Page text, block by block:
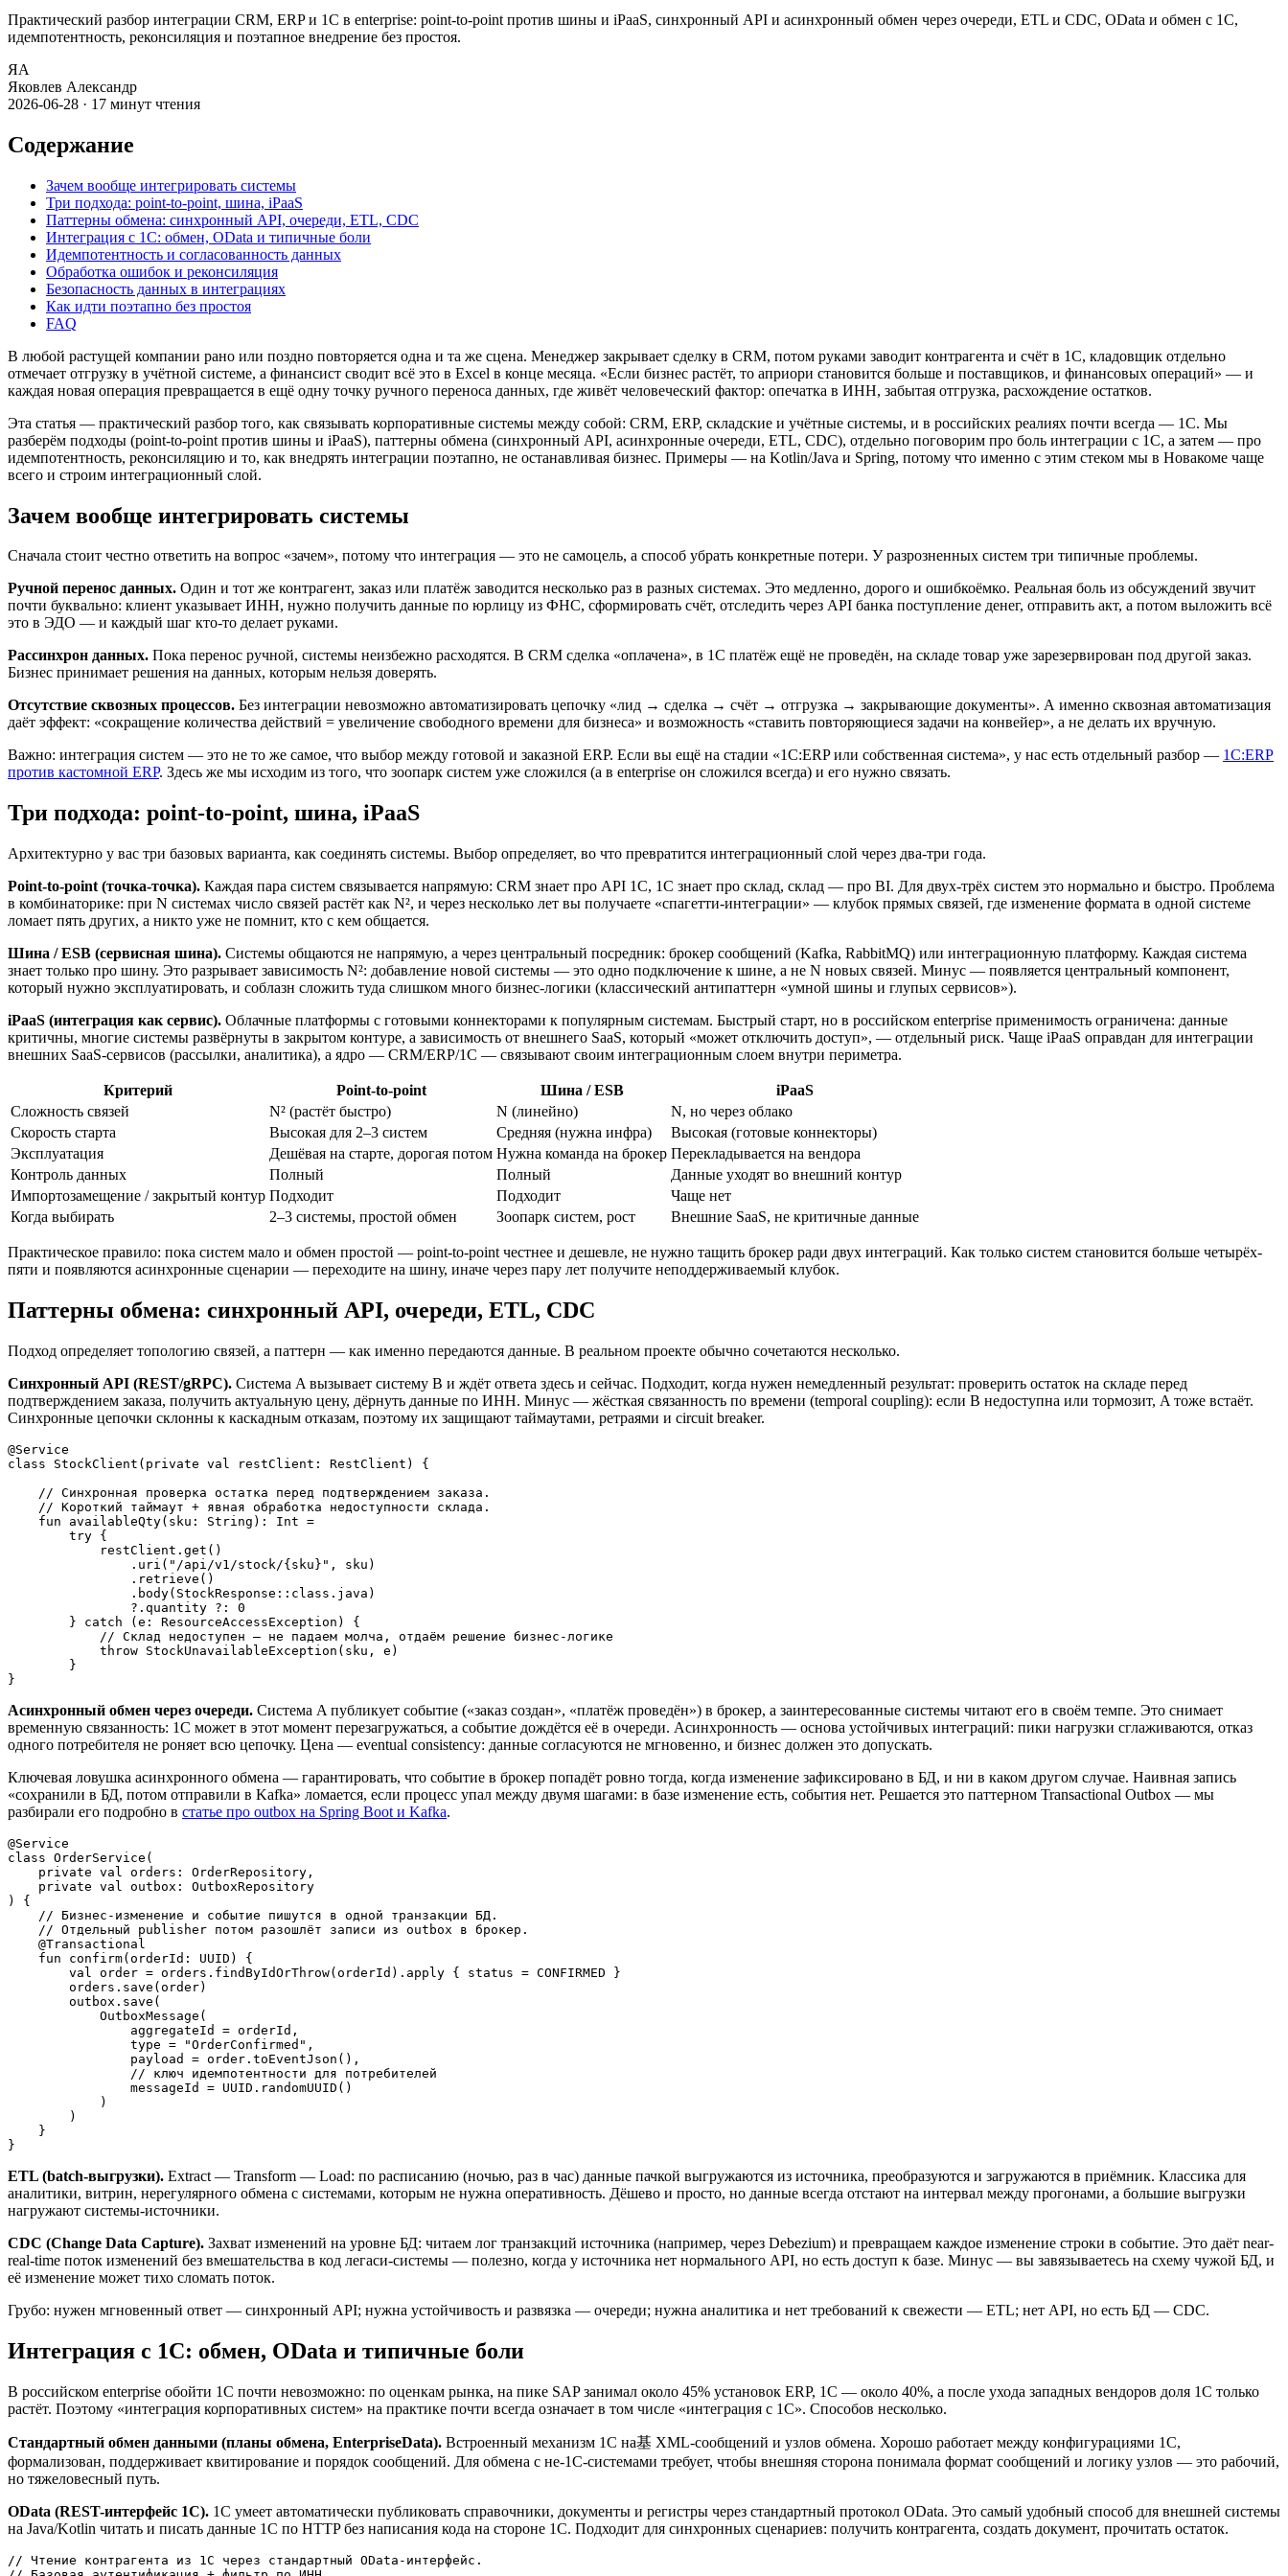
Практический разбор интеграции CRM, ERP и 1С в enterprise: point-to-point против шины и iPaaS, синхронный API и асинхронный обмен через очереди, ETL и CDC, OData и обмен с 1С,
идемпотентность, реконсиляция и поэтапное внедрение без простоя.
ЯА
Яковлев Александр
2026-06-28 · 17 минут чтения
Содержание
Зачем вообще интегрировать системы
Три подхода: point-to-point, шина, iPaaS
Паттерны обмена: синхронный API, очереди, ETL, CDC
Интеграция с 1С: обмен, OData и типичные боли
Идемпотентность и согласованность данных
Обработка ошибок и реконсиляция
Безопасность данных в интеграциях
Как идти поэтапно без простоя
FAQ
В любой растущей компании рано или поздно повторяется одна и та же сцена. Менеджер закрывает сделку в CRM, потом руками заводит контрагента и счёт в 1С, кладовщик отдельно
отмечает отгрузку в учётной системе, а финансист сводит всё это в Excel в конце месяца. «Если бизнес растёт, то априори становится больше и поставщиков, и финансовых операций» — и
каждая новая операция превращается в ещё одну точку ручного переноса данных, где живёт человеческий фактор: опечатка в ИНН, забытая отгрузка, расхождение остатков.
Эта статья — практический разбор того, как связывать корпоративные системы между собой: CRM, ERP, складские и учётные системы, и в российских реалиях почти всегда — 1С. Мы
разберём подходы (point-to-point против шины и iPaaS), паттерны обмена (синхронный API, асинхронные очереди, ETL, CDC), отдельно поговорим про боль интеграции с 1С, а затем — про
идемпотентность, реконсиляцию и то, как внедрять интеграции поэтапно, не останавливая бизнес. Примеры — на Kotlin/Java и Spring, потому что именно с этим стеком мы в Новакоме чаще
всего и строим интеграционный слой.
Зачем вообще интегрировать системы
Сначала стоит честно ответить на вопрос «зачем», потому что интеграция — это не самоцель, а способ убрать конкретные потери. У разрозненных систем три типичные проблемы.
Ручной перенос данных. Один и тот же контрагент, заказ или платёж заводится несколько раз в разных системах. Это медленно, дорого и ошибкоёмко. Реальная боль из обсуждений звучит
почти буквально: клиент указывает ИНН, нужно получить данные по юрлицу из ФНС, сформировать счёт, отследить через API банка поступление денег, отправить акт, а потом выложить всё
это в ЭДО — и каждый шаг кто-то делает руками.
Рассинхрон данных. Пока перенос ручной, системы неизбежно расходятся. В CRM сделка «оплачена», в 1С платёж ещё не проведён, на складе товар уже зарезервирован под другой заказ.
Бизнес принимает решения на данных, которым нельзя доверять.
Отсутствие сквозных процессов. Без интеграции невозможно автоматизировать цепочку «лид → сделка → счёт → отгрузка → закрывающие документы». А именно сквозная автоматизация
даёт эффект: «сокращение количества действий = увеличение свободного времени для бизнеса» и возможность «ставить повторяющиеся задачи на конвейер», а не делать их вручную.
Важно: интеграция систем — это не то же самое, что выбор между готовой и заказной ERP. Если вы ещё на стадии «1С:ERP или собственная система», у нас есть отдельный разбор — 1С:ERP
против кастомной ERP. Здесь же мы исходим из того, что зоопарк систем уже сложился (а в enterprise он сложился всегда) и его нужно связать.
Три подхода: point-to-point, шина, iPaaS
Архитектурно у вас три базовых варианта, как соединять системы. Выбор определяет, во что превратится интеграционный слой через два-три года.
Point-to-point (точка-точка). Каждая пара систем связывается напрямую: CRM знает про API 1С, 1С знает про склад, склад — про BI. Для двух-трёх систем это нормально и быстро. Проблема
в комбинаторике: при N системах число связей растёт как N², и через несколько лет вы получаете «спагетти-интеграции» — клубок прямых связей, где изменение формата в одной системе
ломает пять других, а никто уже не помнит, кто с кем общается.
Шина / ESB (сервисная шина). Системы общаются не напрямую, а через центральный посредник: брокер сообщений (Kafka, RabbitMQ) или интеграционную платформу. Каждая система
знает только про шину. Это разрывает зависимость N²: добавление новой системы — это одно подключение к шине, а не N новых связей. Минус — появляется центральный компонент,
который нужно эксплуатировать, и соблазн сложить туда слишком много бизнес-логики (классический антипаттерн «умной шины и глупых сервисов»).
iPaaS (интеграция как сервис). Облачные платформы с готовыми коннекторами к популярным системам. Быстрый старт, но в российском enterprise применимость ограничена: данные
критичны, многие системы развёрнуты в закрытом контуре, а зависимость от внешнего SaaS, который «может отключить доступ», — отдельный риск. Чаще iPaaS оправдан для интеграции
внешних SaaS-сервисов (рассылки, аналитика), а ядро — CRM/ERP/1С — связывают своим интеграционным слоем внутри периметра.
Критерий Point-to-point Шина / ESB
iPaaS
Сложность связей
N² (растёт быстро) N (линейно)
N, но через облако
Скорость старта
Высокая для 2–3 систем Средняя (нужна инфра)
Высокая (готовые коннекторы)
Эксплуатация
Дешёвая на старте, дорогая потом Нужна команда на брокер Перекладывается на вендора
Контроль данных
Полный Полный
Данные уходят во внешний контур
Импортозамещение / закрытый контур Подходит Подходит
Чаще нет
Когда выбирать
2–3 системы, простой обмен Зоопарк систем, рост Внешние SaaS, не критичные данные
Практическое правило: пока систем мало и обмен простой — point-to-point честнее и дешевле, не нужно тащить брокер ради двух интеграций. Как только систем становится больше четырёх-
пяти и появляются асинхронные сценарии — переходите на шину, иначе через пару лет получите неподдерживаемый клубок.
Паттерны обмена: синхронный API, очереди, ETL, CDC
Подход определяет топологию связей, а паттерн — как именно передаются данные. В реальном проекте обычно сочетаются несколько.
Синхронный API (REST/gRPC). Система A вызывает систему B и ждёт ответа здесь и сейчас. Подходит, когда нужен немедленный результат: проверить остаток на складе перед
подтверждением заказа, получить актуальную цену, дёрнуть данные по ИНН. Минус — жёсткая связанность по времени (temporal coupling): если B недоступна или тормозит, A тоже встаёт.
Синхронные цепочки склонны к каскадным отказам, поэтому их защищают таймаутами, ретраями и circuit breaker.
@Service
class StockClient(private val restClient: RestClient) {
    // Синхронная проверка остатка перед подтверждением заказа.
    // Короткий таймаут + явная обработка недоступности склада.
    fun availableQty(sku: String): Int =
        try {
            restClient.get()
                .uri("/api/v1/stock/{sku}", sku)
                .retrieve()
                .body(StockResponse::class.java)
                ?.quantity ?: 0
        } catch (e: ResourceAccessException) {
            // Склад недоступен — не падаем молча, отдаём решение бизнес-логике
            throw StockUnavailableException(sku, e)
        }
Асинхронный обмен через очереди. Система A публикует событие («заказ создан», «платёж проведён») в брокер, а заинтересованные системы читают его в своём темпе. Это снимает
временную связанность: 1С может в этот момент перезагружаться, а событие дождётся её в очереди. Асинхронность — основа устойчивых интеграций: пики нагрузки сглаживаются, отказ
одного потребителя не роняет всю цепочку. Цена — eventual consistency: данные согласуются не мгновенно, и бизнес должен это допускать.
Ключевая ловушка асинхронного обмена — гарантировать, что событие в брокер попадёт ровно тогда, когда изменение зафиксировано в БД, и ни в каком другом случае. Наивная запись
«сохранили в БД, потом отправили в Kafka» ломается, если процесс упал между двумя шагами: в базе изменение есть, события нет. Решается это паттерном Transactional Outbox — мы
разбирали его подробно в статье про outbox на Spring Boot и Kafka.
@Service
class OrderService(
    private val orders: OrderRepository,
    private val outbox: OutboxRepository
) {
    // Бизнес-изменение и событие пишутся в одной транзакции БД.
    // Отдельный publisher потом разошлёт записи из outbox в брокер.
    @Transactional
    fun confirm(orderId: UUID) {
        val order = orders.findByIdOrThrow(orderId).apply { status = CONFIRMED }
        orders.save(order)
        outbox.save(
            OutboxMessage(
                aggregateId = orderId,
                type = "OrderConfirmed",
                payload = order.toEventJson(),
                // ключ идемпотентности для потребителей
                messageId = UUID.randomUUID()
            )
        )
    }
ETL (batch-выгрузки). Extract — Transform — Load: по расписанию (ночью, раз в час) данные пачкой выгружаются из источника, преобразуются и загружаются в приёмник. Классика для
аналитики, витрин, нерегулярного обмена с системами, которым не нужна оперативность. Дёшево и просто, но данные всегда отстают на интервал между прогонами, а большие выгрузки
нагружают системы-источники.
CDC (Change Data Capture). Захват изменений на уровне БД: читаем лог транзакций источника (например, через Debezium) и превращаем каждое изменение строки в событие. Это даёт near-
real-time поток изменений без вмешательства в код легаси-системы — полезно, когда у источника нет нормального API, но есть доступ к базе. Минус — вы завязываетесь на схему чужой БД, и
её изменение может тихо сломать поток.
Грубо: нужен мгновенный ответ — синхронный API; нужна устойчивость и развязка — очереди; нужна аналитика и нет требований к свежести — ETL; нет API, но есть БД — CDC.
Интеграция с 1С: обмен, OData и типичные боли
В российском enterprise обойти 1С почти невозможно: по оценкам рынка, на пике SAP занимал около 45% установок ERP, 1С — около 40%, а после ухода западных вендоров доля 1С только
растёт. Поэтому «интеграция корпоративных систем» на практике почти всегда означает в том числе «интеграция с 1С». Способов несколько.
Стандартный обмен данными (планы обмена, EnterpriseData). Встроенный механизм 1С на基 XML-сообщений и узлов обмена. Хорошо работает между конфигурациями 1С,
формализован, поддерживает квитирование и порядок сообщений. Для обмена с не-1С-системами требует, чтобы внешняя сторона понимала формат сообщений и логику узлов — это рабочий,
но тяжеловесный путь.
OData (REST-интерфейс 1С). 1С умеет автоматически публиковать справочники, документы и регистры через стандартный протокол OData. Это самый удобный способ для внешней системы
на Java/Kotlin читать и писать данные 1С по HTTP без написания кода на стороне 1С. Подходит для синхронных сценариев: получить контрагента, создать документ, прочитать остаток.
// Чтение контрагента из 1С через стандартный OData-интерфейс.